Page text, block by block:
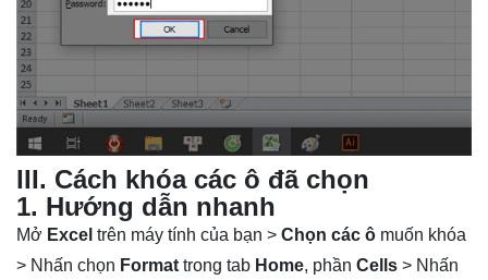
III. Cách khóa các ô đã chọn
1. Hướng dẫn nhanh
Mở Excel trên máy tính của bạn > Chọn các ô muốn khóa
> Nhấn chọn Format trong tab Home, phần Cells > Nhấn